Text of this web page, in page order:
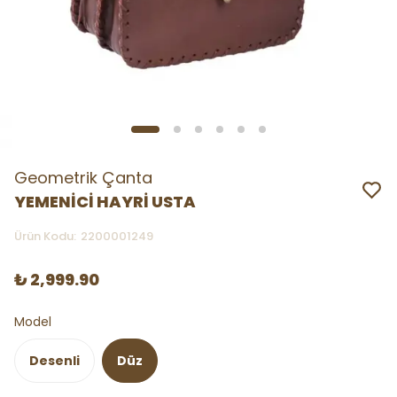
Geometrik Çanta
YEMENİCİ HAYRİ USTA
Ürün Kodu: 2200001249
₺ 2,999.90
Model
Desenli Düz